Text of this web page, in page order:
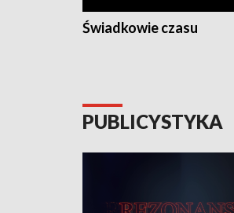
Świadkowie czasu
PUBLICYSTYKA